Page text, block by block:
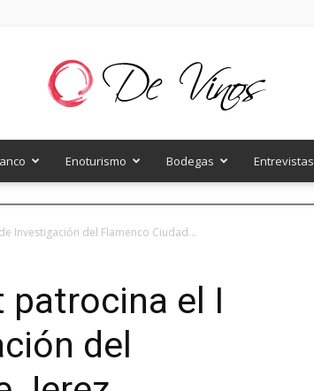
Enoturismo Bodegas Entrevistas
Investigación del Flamenco Ciudad...
patrocina el I
del